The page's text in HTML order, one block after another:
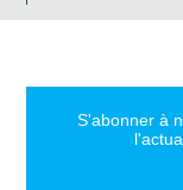
S'abonner à